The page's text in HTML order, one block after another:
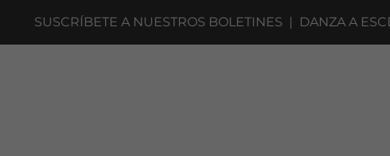
SUSCRÍBETE A NUESTROS BOLETINES|DANZA A ESCENA